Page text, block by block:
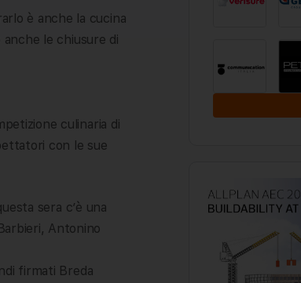
è anche la cucina
anche le chiusure di
culinaria di
con le sue
sera c’è una
Antonino
firmati Breda